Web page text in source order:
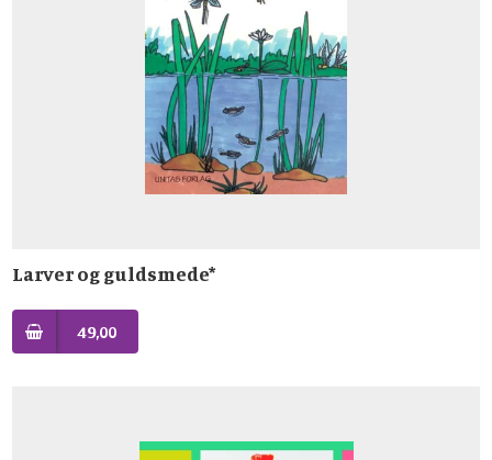
Larver og guldsmede*
49,00